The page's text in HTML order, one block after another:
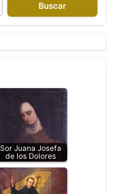
Buscar
Sor Juana Josefa
de los Dolores